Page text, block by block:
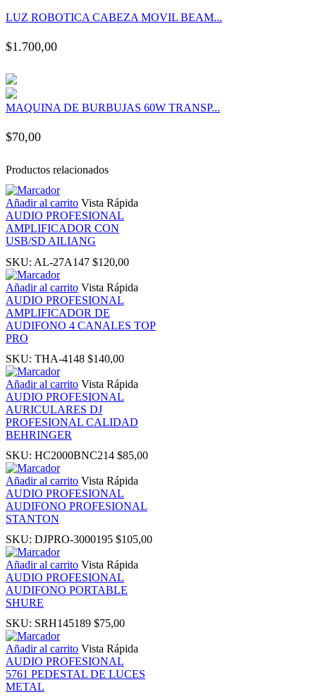
panel
panel
panel
panel
panel
panel
panel
Panel
Panel
oku
Panel
Panel
panel
Oku
LUZ ROBOTICA CABEZA MOVIL BEAM...
$1.700,00
MAQUINA DE BURBUJAS 60W TRANSP...
$70,00
Productos relacionados
Añadir al carrito Vista Rápida
AUDIO PROFESIONAL
AMPLIFICADOR CON
USB/SD AILIANG
SKU: AL-27A147 $120,00
Añadir al carrito Vista Rápida
AUDIO PROFESIONAL
AMPLIFICADOR DE
AUDIFONO 4 CANALES TOP
PRO
SKU: THA-4148 $140,00
Añadir al carrito Vista Rápida
AUDIO PROFESIONAL
AURICULARES DJ
PROFESIONAL CALIDAD
BEHRINGER
SKU: HC2000BNC214 $85,00
Añadir al carrito Vista Rápida
AUDIO PROFESIONAL
AUDIFONO PROFESIONAL
STANTON
SKU: DJPRO-3000195 $105,00
Añadir al carrito Vista Rápida
AUDIO PROFESIONAL
AUDIFONO PORTABLE
SHURE
SKU: SRH145189 $75,00
Añadir al carrito Vista Rápida
AUDIO PROFESIONAL
5761 PEDESTAL DE LUCES
METAL